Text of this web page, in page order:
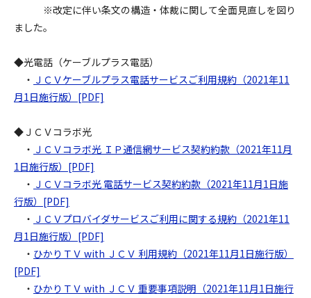
※改定に伴い条文の構造・体裁に関して全面見直しを図り
ました。
◆光電話（ケーブルプラス電話）
・ ＪＣＶケーブルプラス電話サービスご利用規約（2021年11
月1日施行版）[PDF]
◆ＪＣＶコラボ光
・ ＪＣＶコラボ光 ＩＰ通信網サービス契約約款（2021年11月
1日施行版）[PDF]
・ ＪＣＶコラボ光 電話サービス契約約款（2021年11月1日施
行版）[PDF]
・ ＪＣＶプロバイダサービスご利用に関する規約（2021年11
月1日施行版）[PDF]
・ ひかりＴＶ with ＪＣＶ 利用規約（2021年11月1日施行版）
[PDF]
・ ひかりＴＶ with ＪＣＶ 重要事項説明（2021年11月1日施行